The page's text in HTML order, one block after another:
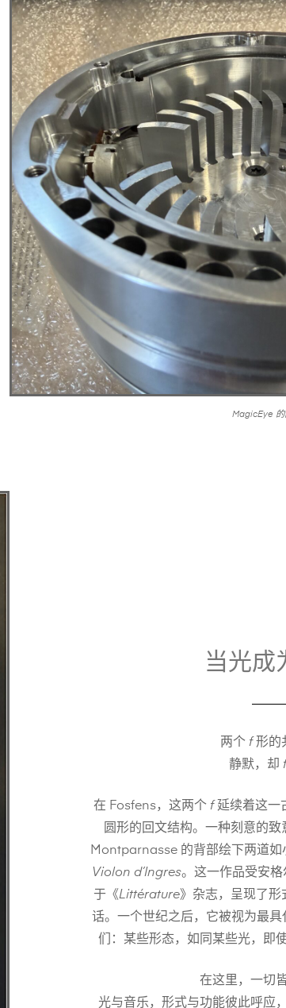
MagicEye 的
当光成
两个 f形的
静默，却
在 Fosfens，这两个 f延续着这一
圆形的回文结构。一种刻意的
Montparnasse 的背部绘下两道如
Violon d’Ingres。这一作品受安
于《Littérature》杂志，呈现了形
话。一个世纪之后，它被视为最
们：某些形态，如同某些光，即
在这里，一切
光与音乐，形式与功能彼此呼应